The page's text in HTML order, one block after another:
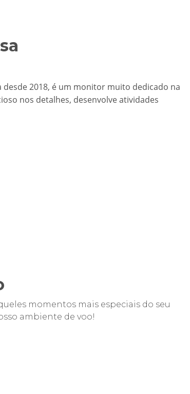
2018, é um monitor muito dedicado na
nos detalhes, desenvolve atividades
momentos mais especiais do seu
ambiente de voo!